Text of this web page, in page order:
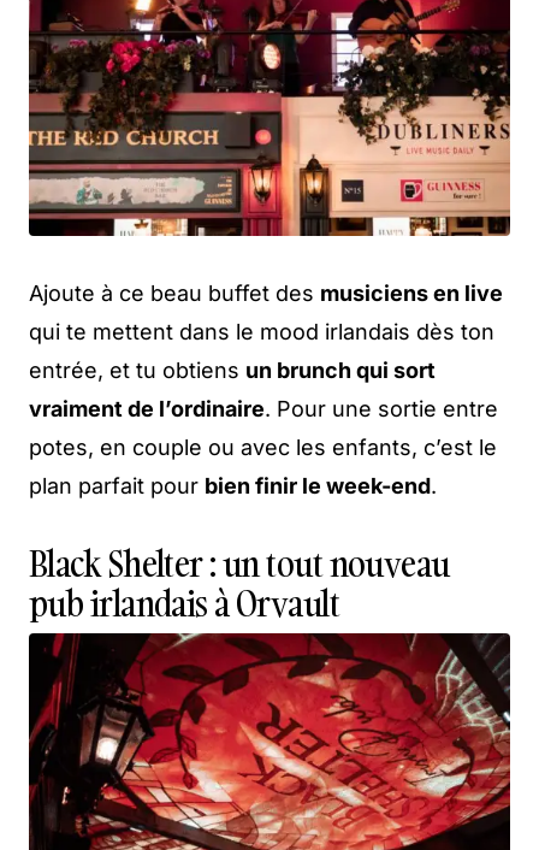
Ajoute à ce beau buffet des musiciens en live
qui te mettent dans le mood irlandais dès ton
entrée, et tu obtiens un brunch qui sort
vraiment de l’ordinaire. Pour une sortie entre
potes, en couple ou avec les enfants, c’est le
plan parfait pour bien finir le week-end.
Black Shelter : un tout nouveau
pub irlandais à Orvault